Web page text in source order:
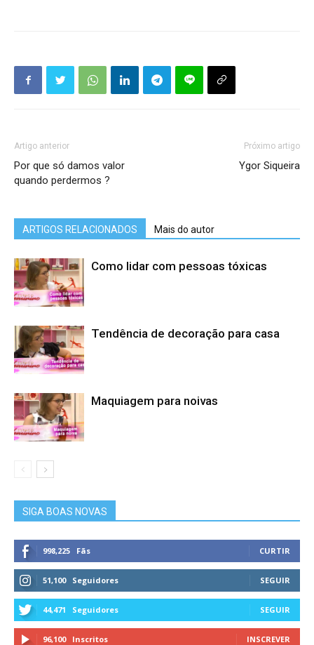
Artigo anterior
Por que só damos valor
quando perdermos ?
Próximo artigo
Ygor Siqueira
ARTIGOS RELACIONADOS Mais do autor
Como lidar com pessoas tóxicas
Tendência de decoração para casa
Maquiagem para noivas
SIGA BOAS NOVAS
998,225 Fãs CURTIR
51,100 Seguidores SEGUIR
44,471 Seguidores SEGUIR
96,100 Inscritos INSCREVER